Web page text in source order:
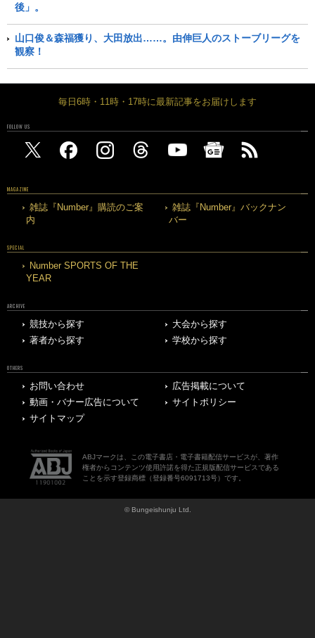
後」。
山口俊＆森福獲り、大田放出……。由伸巨人のストーブリーグを
観察！
毎日6時・11時・17時に最新記事をお届けします
FOLLOW US
MAGAZINE
雑誌『Number』購読のご案
内
雑誌『Number』バックナン
バー
SPECIAL
Number SPORTS OF THE
YEAR
ARCHIVE
競技から探す
大会から探す
著者から探す
学校から探す
OTHERS
お問い合わせ
広告掲載について
動画・バナー広告について
サイトポリシー
サイトマップ
ABJマークは、この電子書店・電子書籍配信サービスが、著作
権者からコンテンツ使用許諾を得た正規版配信サービスである
ことを示す登録商標（登録番号6091713号）です。
© Bungeishunju Ltd.